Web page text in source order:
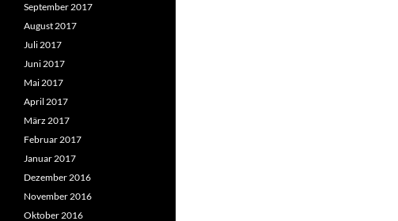
September 2017
August 2017
Juli 2017
Juni 2017
Mai 2017
April 2017
März 2017
Februar 2017
Januar 2017
Dezember 2016
November 2016
Oktober 2016